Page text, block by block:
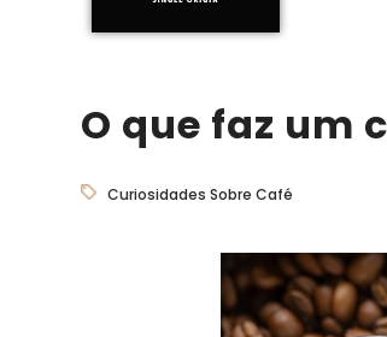
O que faz um
Curiosidades Sobre Café